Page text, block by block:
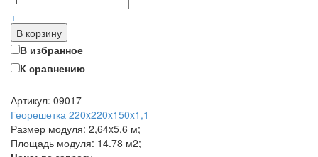
+ -
В корзину
В избранное
К сравнению
Артикул: 09017
Георешетка 220x220x150x1,1
Размер модуля: 2,64x5,6 м;
Площадь модуля: 14.78 м2;